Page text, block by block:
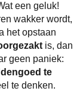
een geluk!
wakker wordt,
het opstaan
is, dan
geen paniek:
te
te denken.